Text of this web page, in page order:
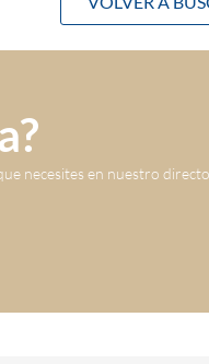
necesites en nuestro